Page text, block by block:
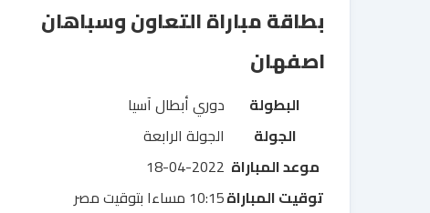
بطاقة مباراة التعاون وسباهان
اصفهان
البطولة
دوري أبطال آسيا
الجولة
الجولة الرابعة
موعد المباراة 18-04-2022
توقيت المباراة10:15 مساءا بتوقيت مصر